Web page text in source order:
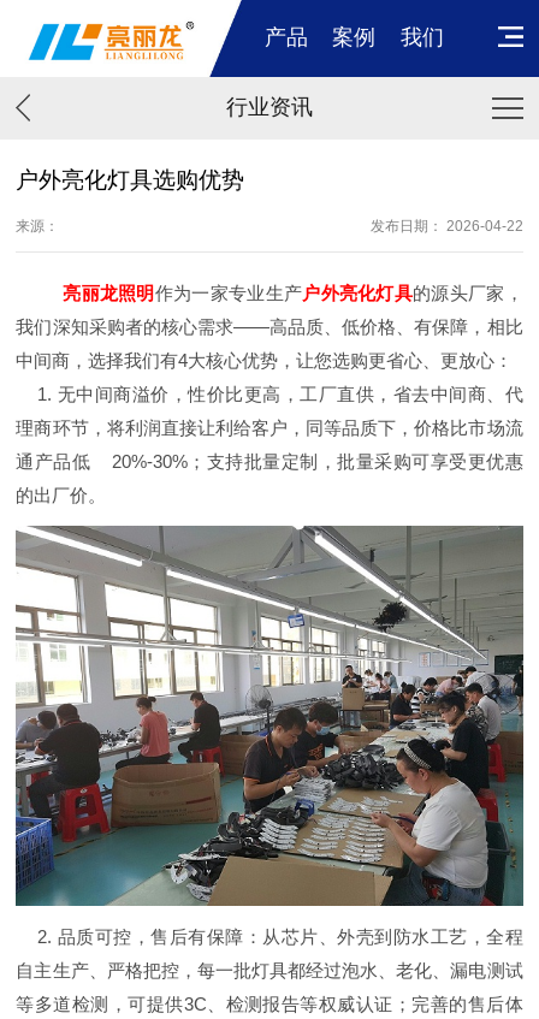
产品 案例 我们
行业资讯
户外亮化灯具选购优势
来源： 发布日期： 2026-04-22
亮丽龙照明作为一家专业生产户外亮化灯具的源头厂家，
我们深知采购者的核心需求——高品质、低价格、有保障，相比
中间商，选择我们有4大核心优势，让您选购更省心、更放心：
1. 无中间商溢价，性价比更高，工厂直供，省去中间商、代
理商环节，将利润直接让利给客户，同等品质下，价格比市场流
通产品低 20%-30%；支持批量定制，批量采购可享受更优惠
的出厂价。
2. 品质可控，售后有保障：从芯片、外壳到防水工艺，全程
自主生产、严格把控，每一批灯具都经过泡水、老化、漏电测试
等多道检测，可提供3C、检测报告等权威认证；完善的售后体